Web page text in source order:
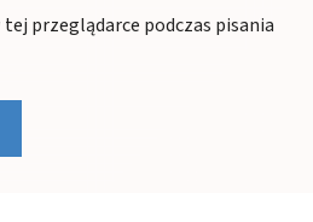
przeglądarce podczas pisania